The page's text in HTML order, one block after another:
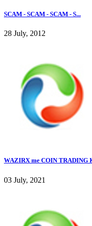
SCAM - SCAM - SCAM - S...
28 July, 2012
WAZIRX me COIN TRADING
03 July, 2021